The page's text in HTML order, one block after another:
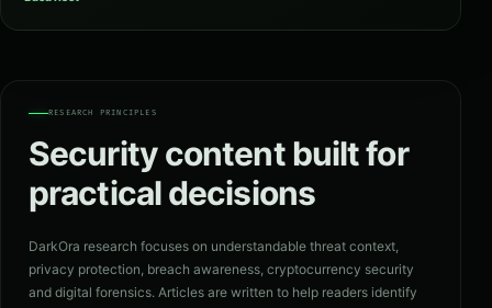
RESEARCH PRINCIPLES
Security content built for
practical decisions
DarkOra research focuses on understandable threat context,
privacy protection, breach awareness, cryptocurrency security
and digital forensics. Articles are written to help readers identify